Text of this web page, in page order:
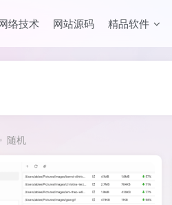
络技术 网站源码 精品软件
随机